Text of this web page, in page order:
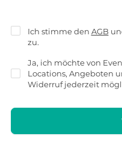
Ich stimme den AGB
zu.
Ja, ich möchte von
Locations, Angeboten
Widerruf jederzeit